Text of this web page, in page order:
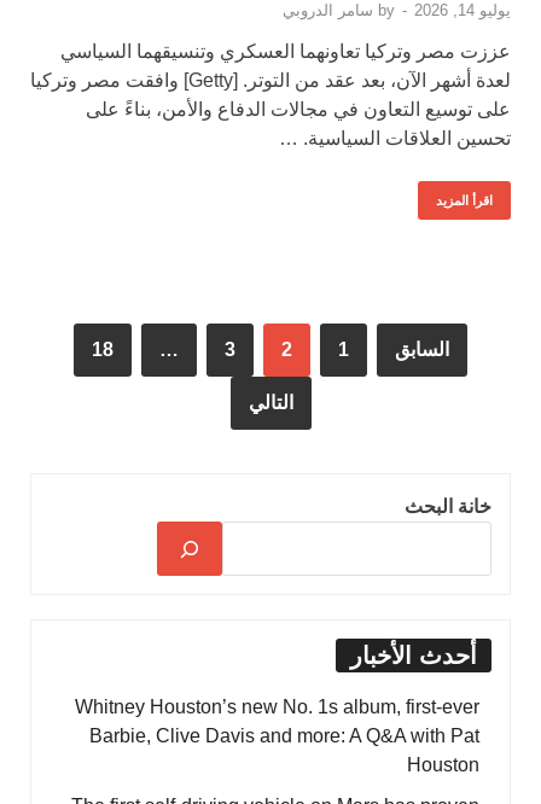
يوليو 14, 2026 -
by سامر الدروبي
عززت مصر وتركيا تعاونهما العسكري وتنسيقهما السياسي
لعدة أشهر الآن، بعد عقد من التوتر. [Getty] وافقت مصر وتركيا
على توسيع التعاون في مجالات الدفاع والأمن، بناءً على
تحسين العلاقات السياسية. …
اقرأ المزيد
السابق 1
2
3
…
18
التالي
خانة البحث
أحدث الأخبار
Whitney Houston’s new No. 1s album, first-ever
Barbie, Clive Davis and more: A Q&A with Pat
Houston